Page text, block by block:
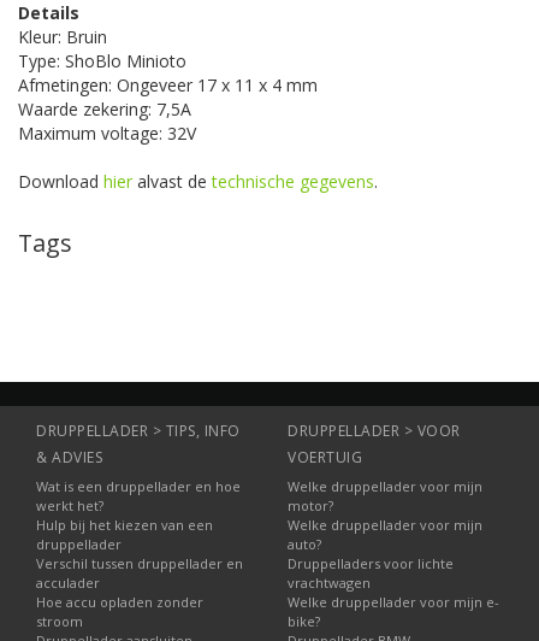
Details
Kleur: Bruin
Type: ShoBlo Minioto
Afmetingen: Ongeveer 17 x 11 x 4 mm
Waarde zekering: 7,5A
Maximum voltage: 32V
Download hier alvast detechnische gegevens.
Tags
DRUPPELLADER > TIPS, INFO
& ADVIES
Wat is een druppellader en hoe
werkt het?
Hulp bij het kiezen van een
druppellader
Verschil tussen druppellader en
acculader
Hoe accu opladen zonder
stroom
DRUPPELLADER > VOOR
VOERTUIG
Welke druppellader voor mijn
motor?
Welke druppellader voor mijn
auto?
Druppelladers voor lichte
vrachtwagen
Welke druppellader voor mijn e-
bike?